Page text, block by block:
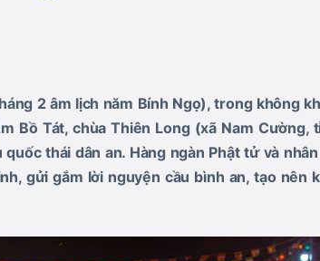
2 âm lịch năm Bính Ngọ), trong không
Bồ Tát, chùa Thiên Long (xã Nam Cường,
thái dân an. Hàng ngàn Phật tử và
gửi gắm lời nguyện cầu bình an, tạo nên